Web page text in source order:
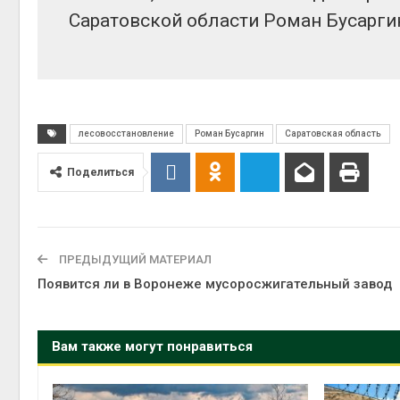
Саратовской области Роман
лесовосстановление Роман Бусаргин Саратовская область
Поделиться
ПРЕДЫДУЩИЙ МАТЕРИАЛ
Появится ли в Воронеже мусоросжигательный завод
Вам также могут понравиться
Авг 6,
Авг 6,